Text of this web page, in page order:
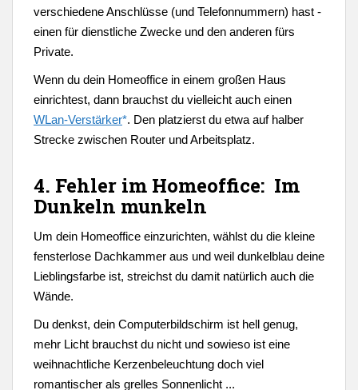
verschiedene Anschlüsse (und Telefonnummern) hast -
einen für dienstliche Zwecke und den anderen fürs
Private.
Wenn du dein Homeoffice in einem großen Haus
einrichtest, dann brauchst du vielleicht auch einen
WLan-Verstärker*. Den platzierst du etwa auf halber
Strecke zwischen Router und Arbeitsplatz.
4. Fehler im Homeoffice: Im
Dunkeln munkeln
Um dein Homeoffice einzurichten, wählst du die kleine
fensterlose Dachkammer aus und weil dunkelblau deine
Lieblingsfarbe ist, streichst du damit natürlich auch die
Wände.
Du denkst, dein Computerbildschirm ist hell genug,
mehr Licht brauchst du nicht und sowieso ist eine
weihnachtliche Kerzenbeleuchtung doch viel
romantischer als grelles Sonnenlicht ...